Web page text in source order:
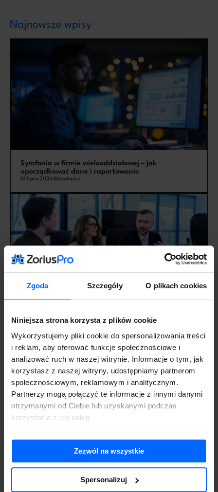
Zgoda Szczegóły O plikach cookies
Niniejsza strona korzysta z plików cookie
Wykorzystujemy pliki cookie do spersonalizowania treści
i reklam, aby oferować funkcje społecznościowe i
analizować ruch w naszej witrynie. Informacje o tym, jak
korzystasz z naszej witryny, udostępniamy partnerom
społecznościowym, reklamowym i analitycznym.
Partnerzy mogą połączyć te informacje z innymi danymi
otrzymanymi od Ciebie lub uzyskanymi podczas
korzystania z ich usług.
Zezwól na wszystkie
Spersonalizuj
Najnowsze wpisy
Symfonia w firmie wielooddziałowej – jak
uporządkować dane i raportowanie
14 lipca 2026Aktualności
Jak wybrać system ERP – zasady, kryteria i krok po
kroku
7 lipca 2026 Aktualności
księgowość KPiR online